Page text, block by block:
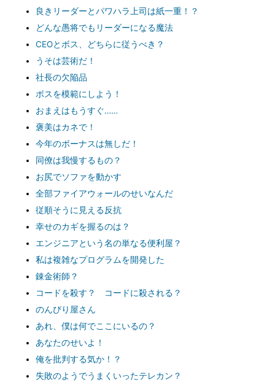
良きリーダーとパワハラ上司は紙一重！？
どんな愚将でもリーダーになる魔法
CEOとボス、どちらに従うべき？
うそは芸術だ！
社長の欠陥品
ボスを模範にしよう！
おまえはもうすぐ……
褒美はカネで！
今年のボーナスは無しだ！
同僚は我慢するもの？
お尻でソファを動かす
全部ファイアウォールのせいなんだ
従順そうに見える反抗
幸せのカギを握るのは？
エンジニアという名の単なる便利屋？
私は複雑なプログラムを開発した
錬金術師？
コードを殺す？ コードに殺される？
のんびり屋さん
あれ、僕は何でここにいるの？
あなたのせいよ！
俺を批判する気か！？
失敗のようでうまくいったテレカン？